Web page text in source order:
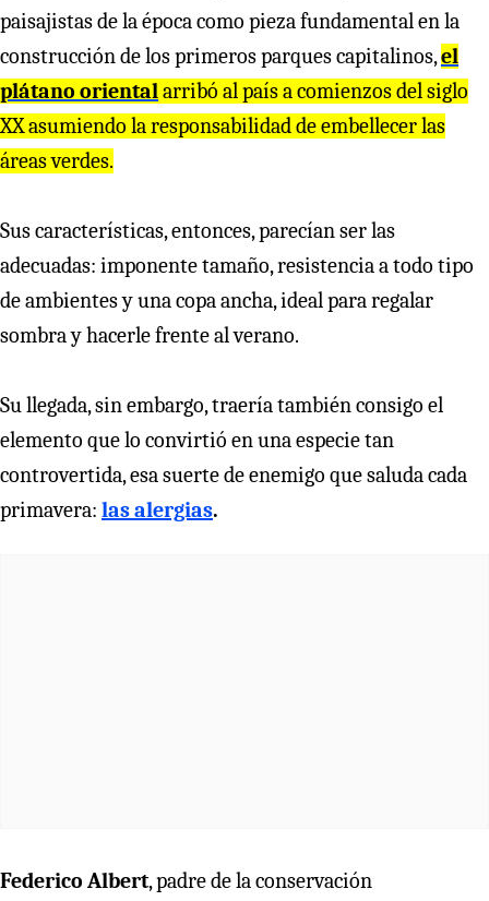
paisajistas de la época como pieza fundamental en la
construcción de los primeros parques capitalinos,el
plátano orientalarribó al país a comienzos del siglo
XX asumiendo la responsabilidad de embellecer las
áreas verdes.
Sus características, entonces, parecían ser las
adecuadas: imponente tamaño, resistencia a todo tipo
de ambientes y una copa ancha, ideal para regalar
sombra y hacerle frente al verano.
Su llegada, sin embargo, traería también consigo el
elemento que lo convirtió en una especie tan
controvertida, esa suerte de enemigo que saluda cada
primavera: las alergias.
Federico Albert, padre de la conservación